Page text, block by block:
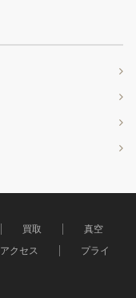
買取
真空
アクセス
プライ